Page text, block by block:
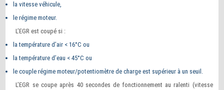
la vitesse véhicule,
le régime moteur.
L’EGR est coupé si :
la température d’air < 16°C ou
la température d’eau < 45°C ou
le couple régime moteur/potentiomètre de charge est supérieur à un seuil.
L’EGR se coupe après 40 secondes de fonctionnement au ralenti (vitesse